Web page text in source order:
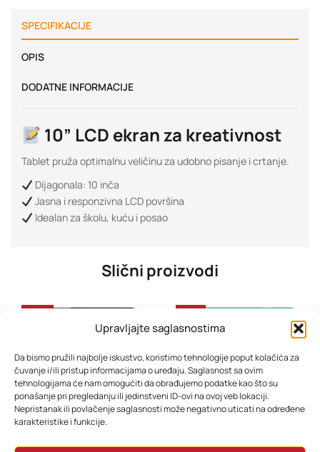
Upravljajte saglasnostima
Da bismo pružili najbolje iskustvo, koristimo tehnologije poput kolačića za
čuvanje i/ili pristup informacijama o uređaju. Saglasnost sa ovim
tehnologijama će nam omogućiti da obrađujemo podatke kao što su
ponašanje pri pregledanju ili jedinstveni ID-ovi na ovoj veb lokaciji.
Nepristanak ili povlačenje saglasnosti može negativno uticati na određene
karakteristike i funkcije.
SPECIFIKACIJE
OPIS
DODATNE INFORMACIJE
10” LCD ekran za kreativnost
Tablet pruža optimalnu veličinu za udobno pisanje i crtanje.
Dijagonala: 10 inča
Jasna i responzivna LCD površina
Idealan za školu, kuću i posao
Slični proizvodi
-40% -31%